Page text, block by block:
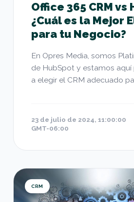
Office 365 CRM vs
¿Cuál es la Mejor
para tu Negocio?
En Opres Media, somos
de HubSpot y estamos
a elegir el CRM adecuado
23 de julio de 2024, 11:00:00
GMT-06:00
Cómo integrar HubSpot
CRM